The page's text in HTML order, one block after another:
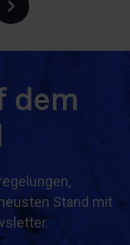
dem
Stand mit